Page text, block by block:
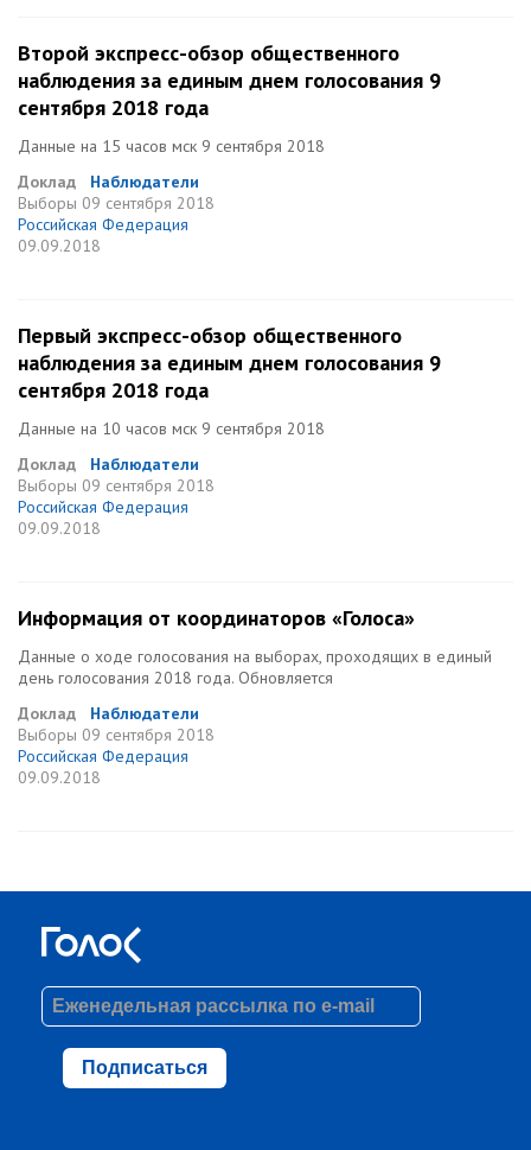
Второй экспресс-обзор общественного
наблюдения за единым днем голосования 9
сентября 2018 года
Данные на 15 часов мск 9 сентября 2018
Доклад
Наблюдатели
Выборы 09 сентября 2018
Российская Федерация
09.09.2018
Первый экспресс-обзор общественного
наблюдения за единым днем голосования 9
сентября 2018 года
Данные на 10 часов мск 9 сентября 2018
Доклад
Наблюдатели
Выборы 09 сентября 2018
Российская Федерация
09.09.2018
Информация от координаторов «Голоса»
Данные о ходе голосования на выборах, проходящих в единый
день голосования 2018 года. Обновляется
Доклад
Наблюдатели
Выборы 09 сентября 2018
Российская Федерация
09.09.2018
Подписаться